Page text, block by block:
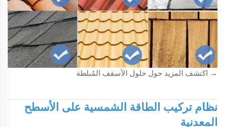
→ اكتشف المزيد حول حلول الأسقف المُبلطة
نظام تركيب الطاقة الشمسية على الأسطح
المعدنية